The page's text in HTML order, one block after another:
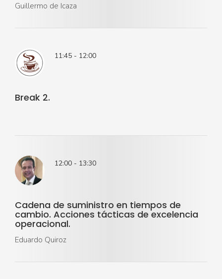
Guillermo de Icaza
11:45 - 12:00
Break 2.
12:00 - 13:30
Cadena de suministro en tiempos de
cambio. Acciones tácticas de excelencia
operacional.
Eduardo Quiroz